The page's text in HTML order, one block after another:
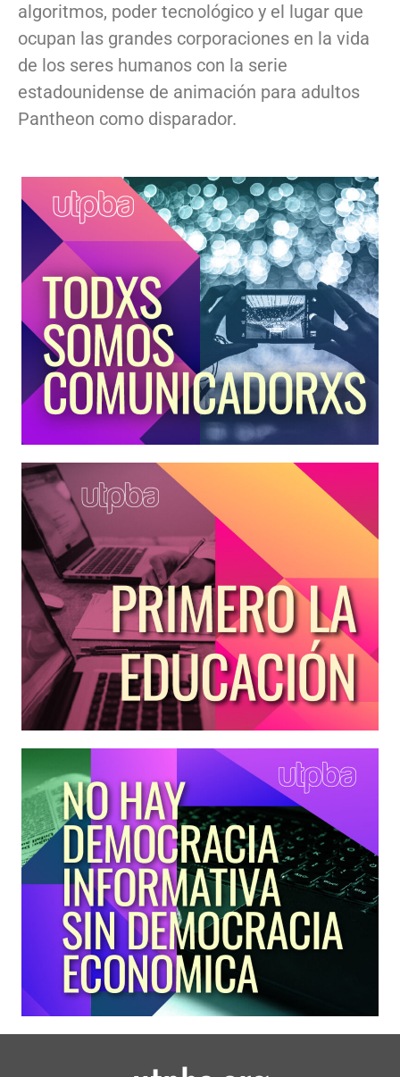
algoritmos, poder tecnológico y el lugar que
ocupan las grandes corporaciones en la vida
de los seres humanos con la serie
estadounidense de animación para adultos
Pantheon como disparador.